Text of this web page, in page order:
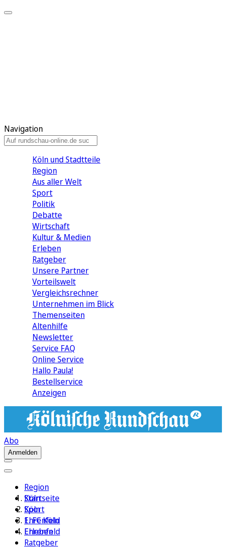
Navigation
Köln und Stadtteile
Region
Aus aller Welt
Sport
Politik
Debatte
Wirtschaft
Kultur & Medien
Erleben
Ratgeber
Unsere Partner
Vorteilswelt
Vergleichsrechner
Unternehmen im Blick
Themenseiten
Altenhilfe
Newsletter
Service FAQ
Online Service
Hallo Paula!
Bestellservice
Anzeigen
Abo
Anmelden
Region
Köln
Sport
1. FC Köln
Erleben
Ratgeber
Startseite
Köln
Ehrenfeld
Ehrenfeld